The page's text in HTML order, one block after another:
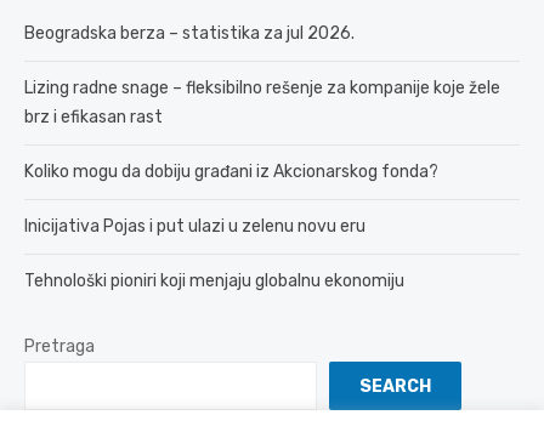
Beogradska berza – statistika za jul 2026.
Lizing radne snage – fleksibilno rešenje za kompanije koje žele
brz i efikasan rast
Koliko mogu da dobiju građani iz Akcionarskog fonda?
Inicijativa Pojas i put ulazi u zelenu novu eru
Tehnološki pioniri koji menjaju globalnu ekonomiju
Pretraga
SEARCH